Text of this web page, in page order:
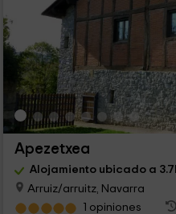
Apezetxea
Alojamiento ubicado a
Arruiz/arruitz, Navarra
1 opiniones